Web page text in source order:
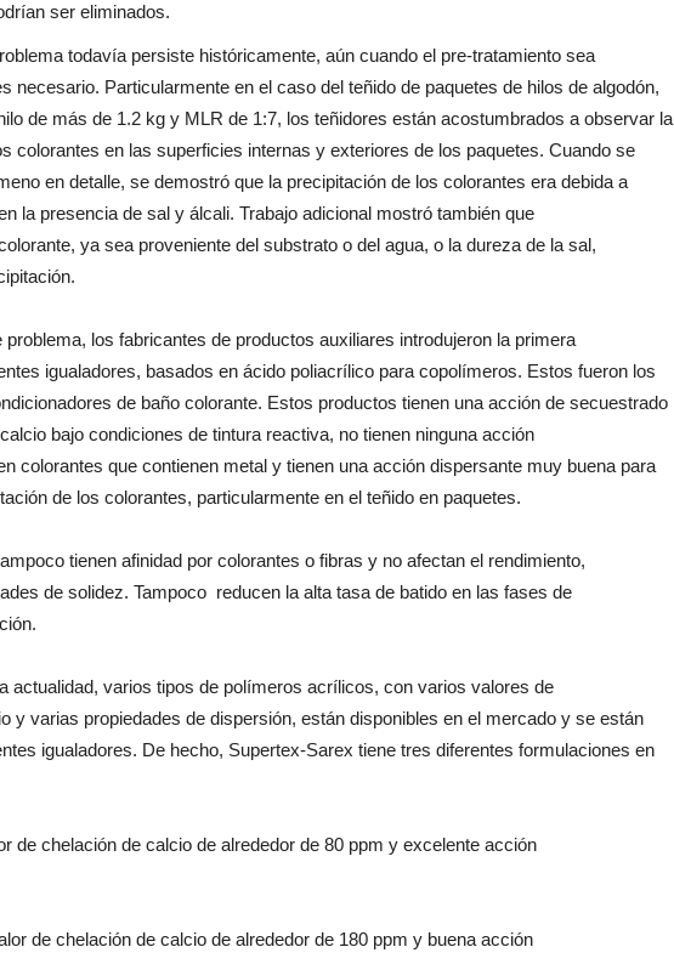
ser eliminados.
todavía persiste históricamente, aún cuando el pre-tratamiento sea
necesario. Particularmente en el caso del teñido de paquetes de hilos de algodón,
de más de 1.2 kg y MLR de 1:7, los teñidores están acostumbrados a observar la
colorantes en las superficies internas y exteriores de los paquetes. Cuando se
en detalle, se demostró que la precipitación de los colorantes era debida a
la presencia de sal y álcali. Trabajo adicional mostró también que
ya sea proveniente del substrato o del agua, o la dureza de la sal,
problema, los fabricantes de productos auxiliares introdujeron la primera
igualadores, basados en ácido poliacrílico para copolímeros. Estos fueron los
de baño colorante. Estos productos tienen una acción de secuestrado
bajo condiciones de tintura reactiva, no tienen ninguna acción
colorantes que contienen metal y tienen una acción dispersante muy buena para
de los colorantes, particularmente en el teñido en paquetes.
tienen afinidad por colorantes o fibras y no afectan el rendimiento,
de solidez. Tampoco reducen la alta tasa de batido en las fases de
actualidad, varios tipos de polímeros acrílicos, con varios valores de
y varias propiedades de dispersión, están disponibles en el mercado y se están
igualadores. De hecho, Supertex-Sarex tiene tres diferentes formulaciones en
de chelación de calcio de alrededor de 80 ppm y excelente acción
de chelación de calcio de alrededor de 180 ppm y buena acción